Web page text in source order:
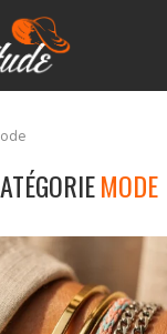
MODE